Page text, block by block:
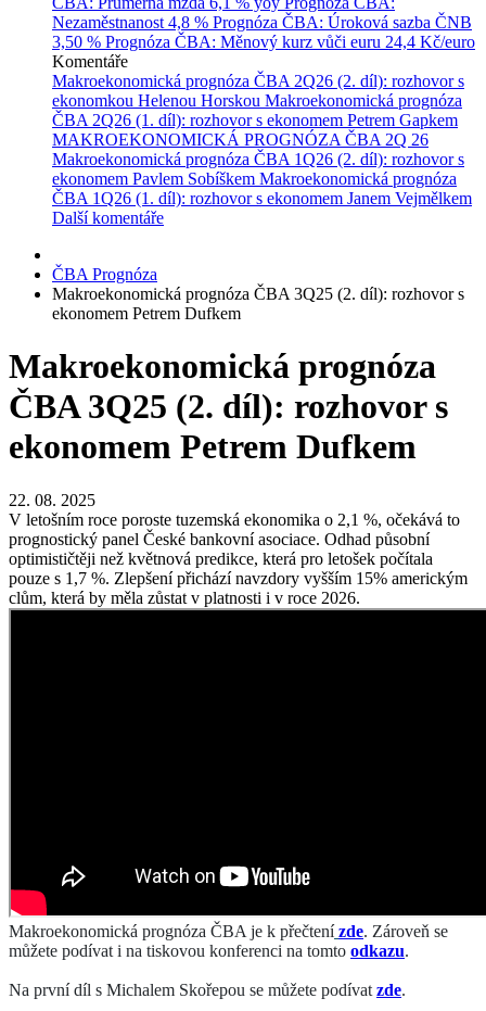
Nezaměstnanost 4,8 % Prognóza ČBA: Úroková sazba ČNB
3,50 % Prognóza ČBA: Měnový kurz vůči euru 24,4 Kč/euro
Komentáře
Makroekonomická prognóza ČBA 2Q26 (2. díl): rozhovor s
ekonomkou Helenou Horskou Makroekonomická prognóza
ČBA 2Q26 (1. díl): rozhovor s ekonomem Petrem Gapkem
MAKROEKONOMICKÁ PROGNÓZA ČBA 2Q 26
Makroekonomická prognóza ČBA 1Q26 (2. díl): rozhovor s
ekonomem Pavlem Sobíškem Makroekonomická prognóza
ČBA 1Q26 (1. díl): rozhovor s ekonomem Janem Vejmělkem
Další komentáře
ČBA Prognóza
Makroekonomická prognóza ČBA 3Q25 (2. díl): rozhovor s
ekonomem Petrem Dufkem
Makroekonomická prognóza
ČBA 3Q25 (2. díl): rozhovor s
ekonomem Petrem Dufkem
22. 08. 2025
V letošním roce poroste tuzemská ekonomika o 2,1 %, očekává to
prognostický panel České bankovní asociace. Odhad působní
optimističtěji než květnová predikce, která pro letošek počítala
pouze s 1,7 %. Zlepšení přichází navzdory vyšším 15% americkým
clům, která by měla zůstat v platnosti i v roce 2026.
Makroekonomická prognóza ČBA je k přečtení zde. Zároveň se
můžete podívat i na tiskovou konferenci na tomto odkazu.
Na první díl s Michalem Skořepou se můžete podívat zde.